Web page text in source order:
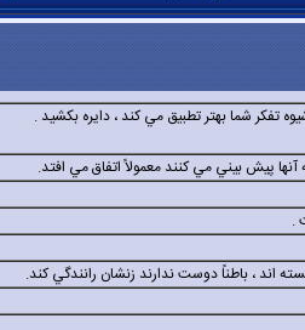
تفكر شما بهتر تطبيق مي كند ، دايره بكشيد .